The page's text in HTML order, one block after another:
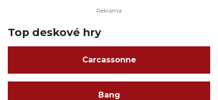
Top deskové hry
Carcassonne
Bang